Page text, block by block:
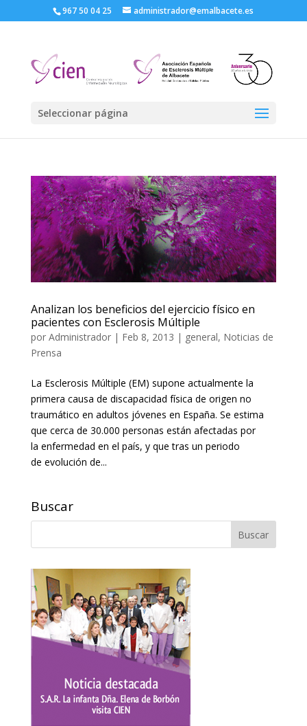
967 50 04 25 administrador@emalbacete.es
Seleccionar página
Analizan los beneficios del ejercicio físico en
pacientes con Esclerosis Múltiple
por Administrador| Feb 8, 2013 | general, Noticias de
Prensa
La Esclerosis Múltiple (EM) supone actualmente la
primera causa de discapacidad física de origen no
traumático en adultos jóvenes en España. Se estima
que cerca de 30.000 personas están afectadas por
la enfermedad en el país, y que tras un periodo
de evolución de...
Buscar